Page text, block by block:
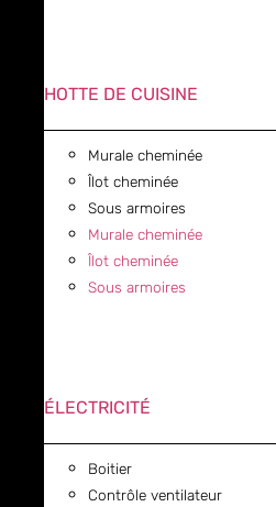
HOTTE DE CUISINE
Murale cheminée
Îlot cheminée
Sous armoires
Murale cheminée
Îlot cheminée
Sous armoires
ÉLECTRICITÉ
Boitier
Contrôle ventilateur